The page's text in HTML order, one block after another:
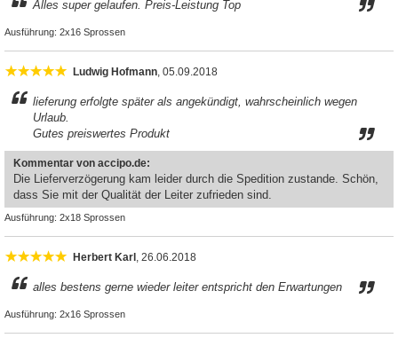
Alles super gelaufen. Preis-Leistung Top
Ausführung: 2x16 Sprossen
Ludwig Hofmann, 05.09.2018
lieferung erfolgte später als angekündigt, wahrscheinlich wegen
Urlaub.
Gutes preiswertes Produkt
Kommentar von accipo.de:
Die Lieferverzögerung kam leider durch die Spedition zustande. Schön,
dass Sie mit der Qualität der Leiter zufrieden sind.
Ausführung: 2x18 Sprossen
Herbert Karl , 26.06.2018
alles bestens gerne wieder leiter entspricht den Erwartungen
Ausführung: 2x16 Sprossen